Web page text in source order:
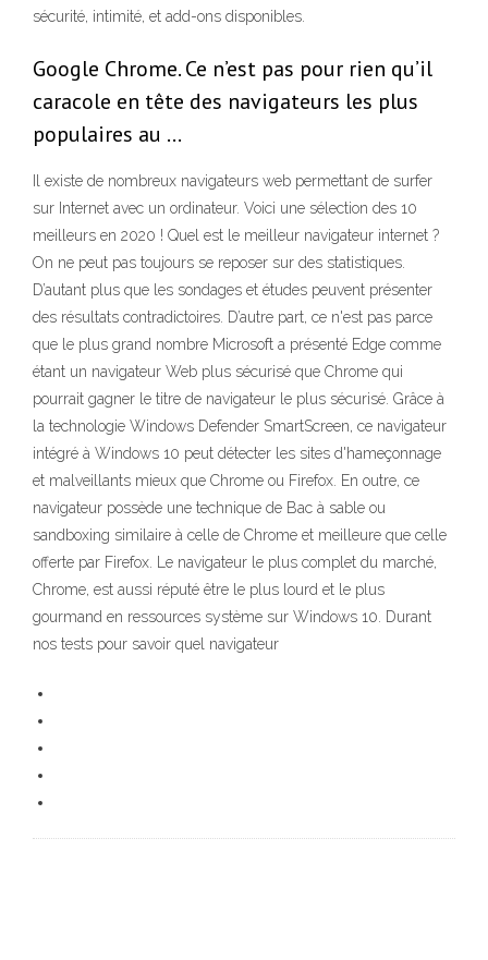
sécurité, intimité, et add-ons disponibles.
Google Chrome. Ce n’est pas pour rien qu’il
caracole en tête des navigateurs les plus
populaires au …
Il existe de nombreux navigateurs web permettant de surfer
sur Internet avec un ordinateur. Voici une sélection des 10
meilleurs en 2020 ! Quel est le meilleur navigateur internet ?
On ne peut pas toujours se reposer sur des statistiques.
D’autant plus que les sondages et études peuvent présenter
des résultats contradictoires. D’autre part, ce n'est pas parce
que le plus grand nombre Microsoft a présenté Edge comme
étant un navigateur Web plus sécurisé que Chrome qui
pourrait gagner le titre de navigateur le plus sécurisé. Grâce à
la technologie Windows Defender SmartScreen, ce navigateur
intégré à Windows 10 peut détecter les sites d'hameçonnage
et malveillants mieux que Chrome ou Firefox. En outre, ce
navigateur possède une technique de Bac à sable ou
sandboxing similaire à celle de Chrome et meilleure que celle
offerte par Firefox. Le navigateur le plus complet du marché,
Chrome, est aussi réputé être le plus lourd et le plus
gourmand en ressources système sur Windows 10. Durant
nos tests pour savoir quel navigateur